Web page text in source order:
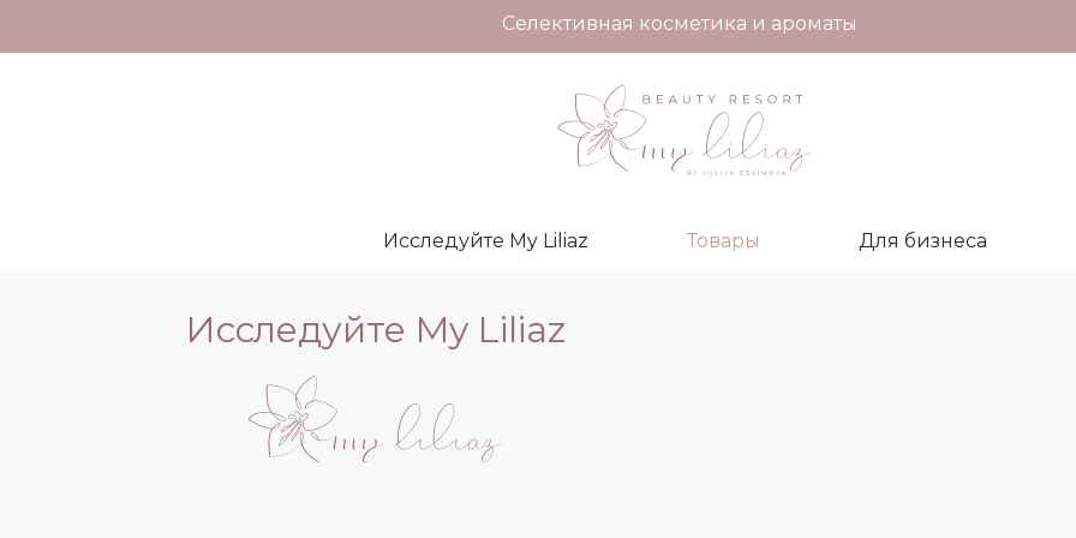
Селективная косметика и ароматы
Исследуйте My Liliaz Товары Для бизнеса
Исследуйте My Liliaz